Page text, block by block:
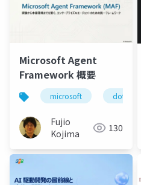
Microsoft Agent
Framework 概要
microsoft dotnet
Fujio
Kojima
130